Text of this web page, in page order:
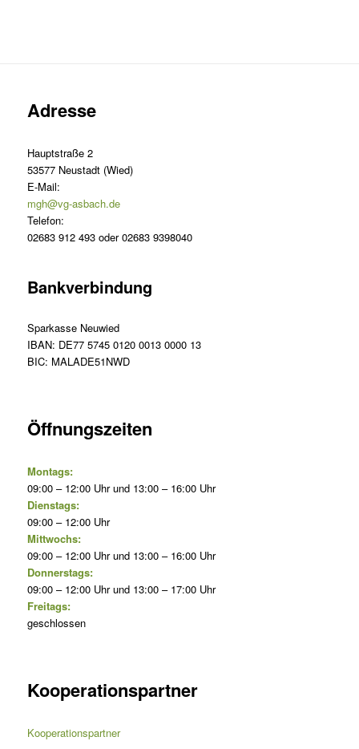
Adresse
Hauptstraße 2
53577 Neustadt (Wied)
E-Mail:
mgh@vg-asbach.de
Telefon:
02683 912 493 oder 02683 9398040
Bankverbindung
Sparkasse Neuwied
IBAN: DE77 5745 0120 0013 0000 13
BIC: MALADE51NWD
Öffnungszeiten
Montags:
09:00 – 12:00 Uhr und 13:00 – 16:00 Uhr
Dienstags:
09:00 – 12:00 Uhr
Mittwochs:
09:00 – 12:00 Uhr und 13:00 – 16:00 Uhr
Donnerstags:
09:00 – 12:00 Uhr und 13:00 – 17:00 Uhr
Freitags:
geschlossen
Kooperationspartner
Kooperationspartner